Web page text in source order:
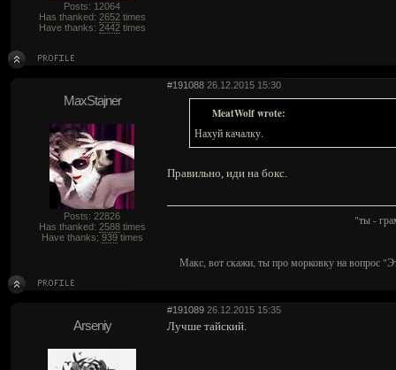
Posts: 12064
Has thanked: 2652times
Have thanks: 2442times
#191088 26.12.2015 15:30
MaxStajner
Posts: 22826
Has thanked: 2588times
Have thanks: 939times
MeatWolf wrote:
Нахуй качалку.
Правильно, иди на бокс.
"ты -
Макс, вот скажи, ты про морковку на вопрос
#191089 26.12.2015 15:35
Arseniy Лучше тайский.